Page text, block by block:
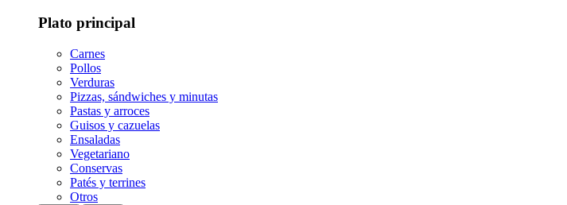
Plato principal
Carnes
Pollos
Verduras
Pizzas, sándwiches y minutas
Pastas y arroces
Guisos y cazuelas
Ensaladas
Vegetariano
Conservas
Patés y terrines
Otros